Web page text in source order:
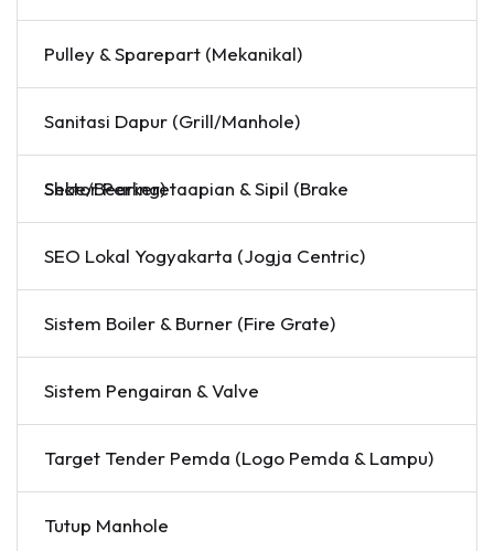
Pulley & Sparepart (Mekanikal)
Sanitasi Dapur (Grill/Manhole)
Sektor Perkeretaapian & Sipil (Brake Shoe/Bearing)
SEO Lokal Yogyakarta (Jogja Centric)
Sistem Boiler & Burner (Fire Grate)
Sistem Pengairan & Valve
Target Tender Pemda (Logo Pemda & Lampu)
Tutup Manhole